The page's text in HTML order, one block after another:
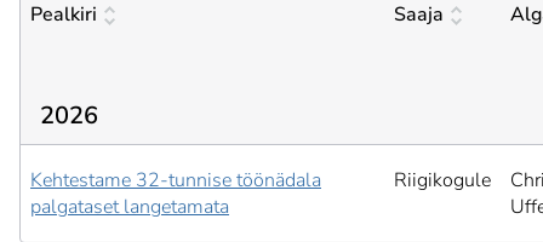
Pealkiri Saaja
2026
Kehtestame 32-tunnise töönädala
palgataset langetamata
Riigikogule